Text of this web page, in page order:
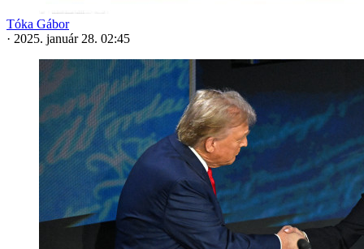
Tóka Gábor
· 2025. január 28. 02:45